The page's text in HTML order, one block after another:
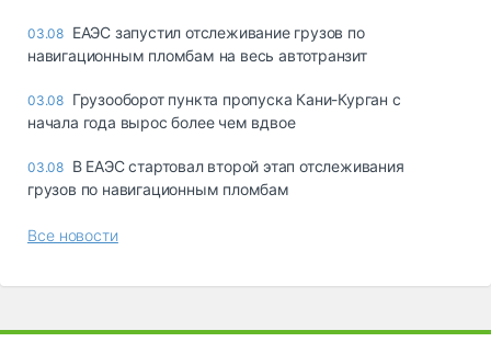
03.08 ЕАЭС запустил отслеживание грузов по
навигационным пломбам на весь автотранзит
03.08 Грузооборот пункта пропуска Кани-Курган с
начала года вырос более чем вдвое
03.08 В ЕАЭС стартовал второй этап отслеживания
грузов по навигационным пломбам
Все новости